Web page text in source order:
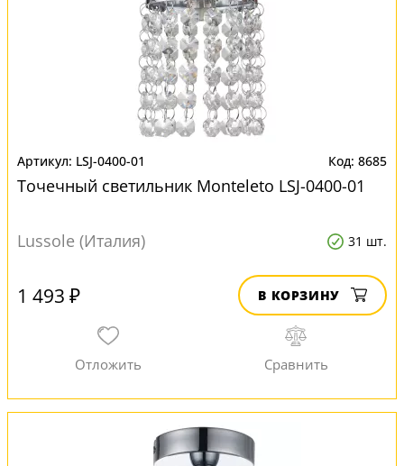
LSJ-0400-01 8685
Точечный светильник Monteleto LSJ-0400-01
Lussole (Италия) 31 шт.
1 493 ₽ В КОРЗИНУ